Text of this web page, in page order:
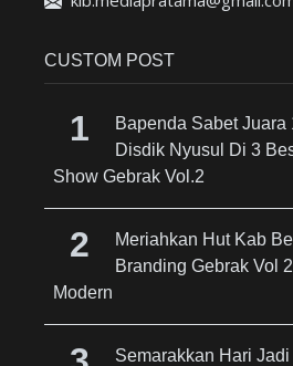
CUSTOM POST
Bapenda Sabet Juara
Disdik Nyusul Di 3
Show Gebrak Vol.2
Meriahkan Hut Kab
Branding Gebrak Vol
Modern
Semarakkan Hari Jadi